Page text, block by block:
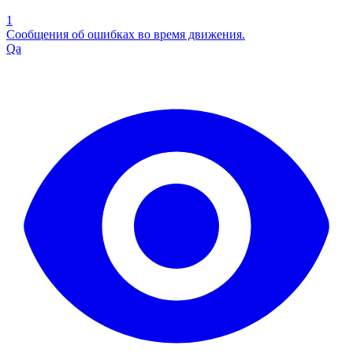
1
Сообщения об ошибках во время движения.
Qa